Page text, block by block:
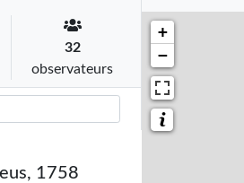
32
observateurs
1758
+
−